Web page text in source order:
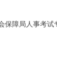
局人事考试